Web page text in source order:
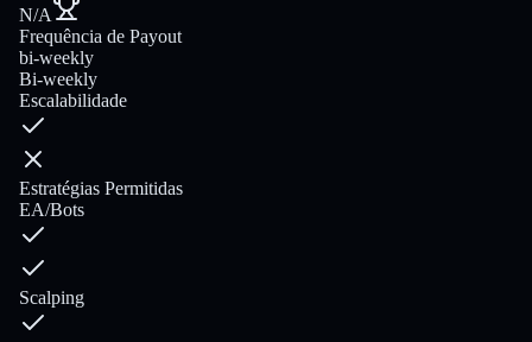
N/A
Frequência de Payout
bi-weekly
Bi-weekly
Escalabilidade
Estratégias Permitidas
EA/Bots
Scalping